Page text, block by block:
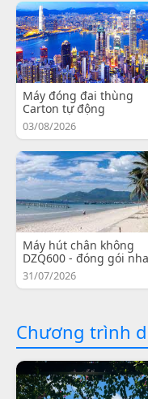
Máy đóng đai thùng
Carton tự động
03/08/2026
Máy hút chân không
DZQ600 - đóng gói
31/07/2026
Chương trình